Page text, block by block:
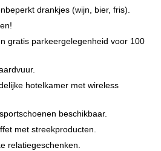
drankjes (wijn, bier, fris).
gratis parkeergelegenheid voor 100
hotelkamer met wireless
beschikbaar.
met streekproducten.
relatiegeschenken.